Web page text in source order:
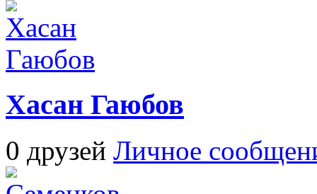
Хасан Гаюбов
0 друзей Личное